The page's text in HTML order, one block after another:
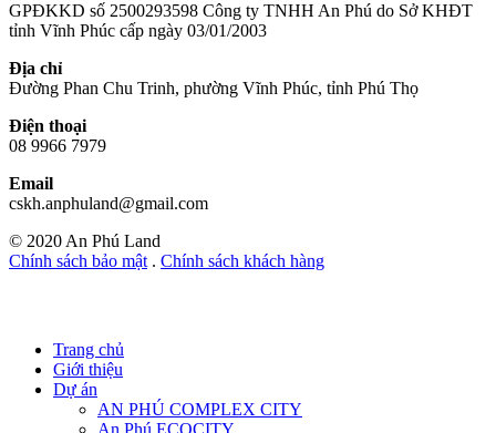
GPĐKKD số 2500293598 Công ty TNHH An Phú do Sở KHĐT
tỉnh Vĩnh Phúc cấp ngày 03/01/2003
Địa chỉ
Đường Phan Chu Trinh, phường Vĩnh Phúc, tỉnh Phú Thọ
Điện thoại
08 9966 7979
Email
cskh.anphuland@gmail.com
© 2020 An Phú Land
Chính sách bảo mật . Chính sách khách hàng
Trang chủ
Giới thiệu
Dự án
AN PHÚ COMPLEX CITY